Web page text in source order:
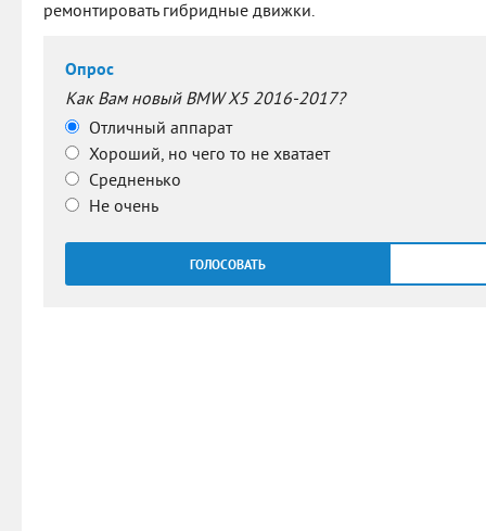
ремонтировать гибридные движки.
Опрос
Как Вам новый BMW X5 2016-2017?
Отличный аппарат
Хороший, но чего то не хватает
Средненько
Не очень
ГОЛОСОВАТЬ